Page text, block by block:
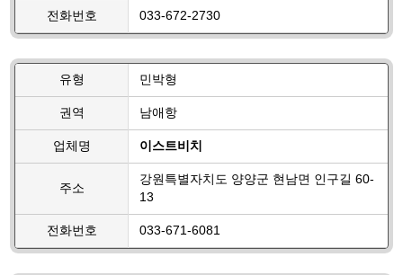
전화번호 033-672-2730
유형 민박형
권역 남애항
업체명 이스트비치
주소
강원특별자치도 양양군 현남면 인구길 60-
13
전화번호 033-671-6081